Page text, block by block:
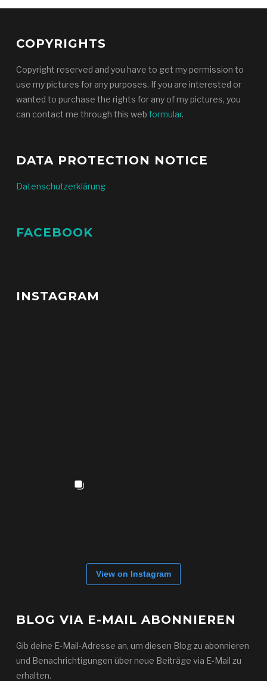
COPYRIGHTS
Copyright reserved and you have to get my permission to
use my pictures for any purposes. If you are interested or
wanted to purchase the rights for any of my pictures, you
can contact me through this web formular.
DATA PROTECTION NOTICE
Datenschutzerklärung
FACEBOOK
INSTAGRAM
View on Instagram
BLOG VIA E-MAIL ABONNIEREN
Gib deine E-Mail-Adresse an, um diesen Blog zu abonnieren
und Benachrichtigungen über neue Beiträge via E-Mail zu
erhalten.